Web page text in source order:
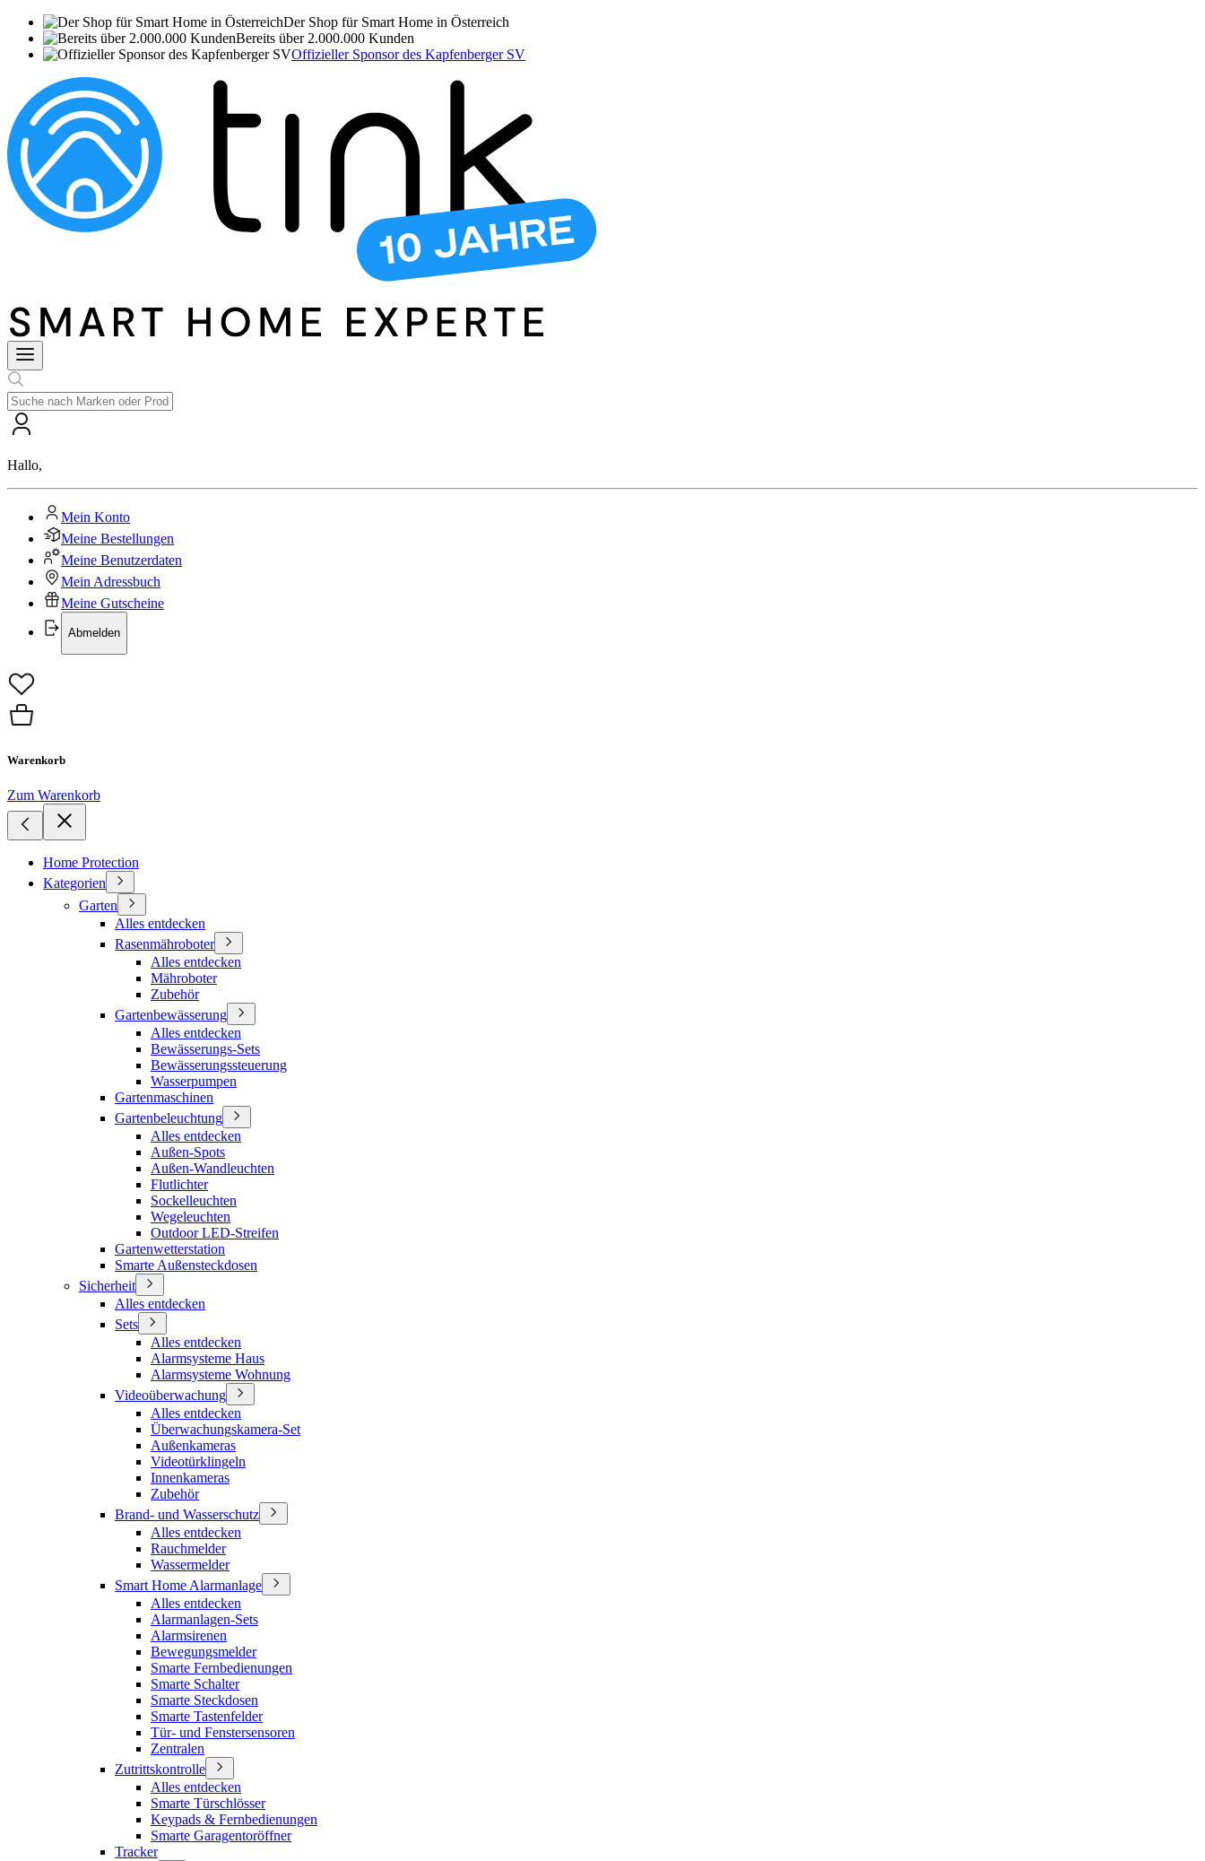
Der Shop für Smart Home in Österreich
Bereits über 2.000.000 Kunden
Offizieller Sponsor des Kapfenberger SV
Hallo,
Mein Konto
Meine Bestellungen
Meine Benutzerdaten
Mein Adressbuch
Meine Gutscheine
Abmelden
Warenkorb
Zum Warenkorb
Home Protection
Kategorien
Garten
Alles entdecken
Rasenmähroboter
Alles entdecken
Mähroboter
Zubehör
Gartenbewässerung
Alles entdecken
Bewässerungs-Sets
Bewässerungssteuerung
Wasserpumpen
Gartenmaschinen
Gartenbeleuchtung
Alles entdecken
Außen-Spots
Außen-Wandleuchten
Flutlichter
Sockelleuchten
Wegeleuchten
Outdoor LED-Streifen
Gartenwetterstation
Smarte Außensteckdosen
Sicherheit
Alles entdecken
Sets
Alles entdecken
Alarmsysteme Haus
Alarmsysteme Wohnung
Videoüberwachung
Alles entdecken
Überwachungskamera-Set
Außenkameras
Videotürklingeln
Innenkameras
Zubehör
Brand- und Wasserschutz
Alles entdecken
Rauchmelder
Wassermelder
Smart Home Alarmanlage
Alles entdecken
Alarmanlagen-Sets
Alarmsirenen
Bewegungsmelder
Smarte Fernbedienungen
Smarte Schalter
Smarte Steckdosen
Smarte Tastenfelder
Tür- und Fenstersensoren
Zentralen
Zutrittskontrolle
Alles entdecken
Smarte Türschlösser
Keypads & Fernbedienungen
Smarte Garagentoröffner
Tracker